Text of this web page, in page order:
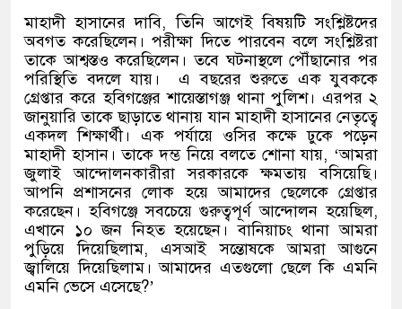
মাহাদী হাসানের দাবি,তিনি আগেই বিষয়টি সংশ্লিষ্টদের
অবগত করেছিলেন। পরীক্ষা দিতে পারবেন বলে সংশ্লিষ্টরা
তাকে আশ্বস্তও করেছিলেন। তবে ঘটনাস্থলে পৌঁছানোর পর
পরিস্থিতি বদলে যায়।
এ বছরের শুরুতে এক যুবককে
গ্রেপ্তার করে হবিগঞ্জের শায়েস্তাগঞ্জ থানা পুলিশ। এরপর ২
জানুয়ারি তাকে ছাড়াতে থানায় যান মাহাদী হাসানের নেতৃত্বে
একদল শিক্ষার্থী। এক পর্যায়ে ওসির কক্ষে ঢুকে পড়েন
মাহাদী হাসান। তাকে দম্ভ নিয়ে বলতে শোনা যায়, ‘আমরা
জুলাই আন্দোলনকারীরা সরকারকে ক্ষমতায় বসিয়েছি।
আপনি প্রশাসনের লোক হয়ে আমাদের ছেলেকে গ্রেপ্তার
করেছেন। হবিগঞ্জে সবচেয়ে গুরুত্বপূর্ণ আন্দোলন হয়েছিল,
এখানে ১০ জন নিহত হয়েছেন। বানিয়াচং থানা আমরা
পুড়িয়ে দিয়েছিলাম,এসআই সন্তোষকে আমরা আগুনে
জ্বালিয়ে দিয়েছিলাম। আমাদের এতগুলো ছেলে কি এমনি
এমনি ভেসে এসেছে?’